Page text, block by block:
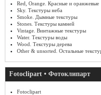
Red, Orange. Красные и оранжевые
Sky. Текстуры неба
Smoke. Дымные текстуры
Stones. Текстуры камней
Vintage. Винтажные текстуры
Water. Текстуры воды
Wood. Текстуры дерева
Other & unsorted. Остальные
Fotoclipart • Фотоклипарт
Fotoclipart